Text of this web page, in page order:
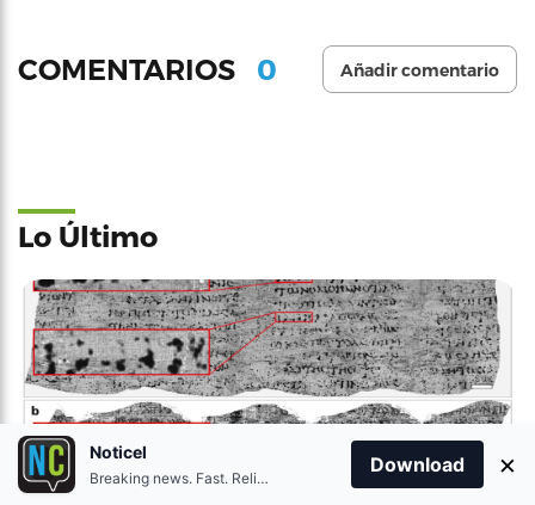
COMENTARIOS 0 Añadir comentario
Lo Último
Noticel
Breaking news. Fast. Reliable.
Download ×